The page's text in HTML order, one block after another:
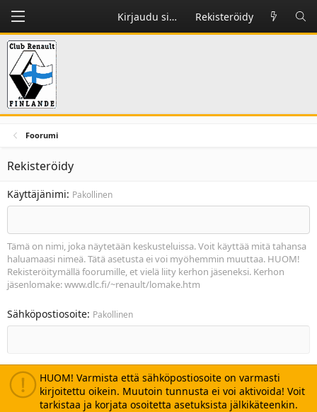
Kirjaudu sisään Rekisteröidy
Foorumi
Rekisteröidy
Käyttäjänimi Pakollinen
Tämä on nimi, joka näytetään keskusteluissa. Voit käyttää mitä tahansa
haluamaasi nimeä. Tätä asetusta ei voi myöhemmin muuttaa. HUOM!
Rekisteröitymällä foorumille, et vielä liity kerhon jäseneksi. Kerhon
jäsenlomake: www.dlc.fi/~renault/lomake.htm
Sähköpostiosoite Pakollinen
HUOM! Varmista että sähköpostiosoite on varmasti
kirjoitettu oikein. Muutoin tunnusta ei voi aktivoida! Voit
tarkistaa ja korjata osoitetta asetuksista jälkikäteenkin.